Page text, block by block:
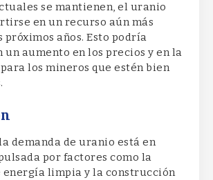
se mantienen, el uranio
en un recurso aún más
próximos años. Esto podría
aumento en los precios y en la
los mineros que estén bien
demanda de uranio está en
por factores como la
energía limpia y la construcción